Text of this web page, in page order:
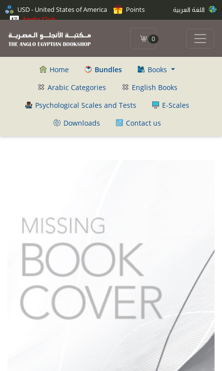
USD - United States of America
Points
Anglo Club
0
Home Bundles
Books
Arabic Categories
English Books
Psychological Scales and Tests
E-Scales
Downloads
Contact us